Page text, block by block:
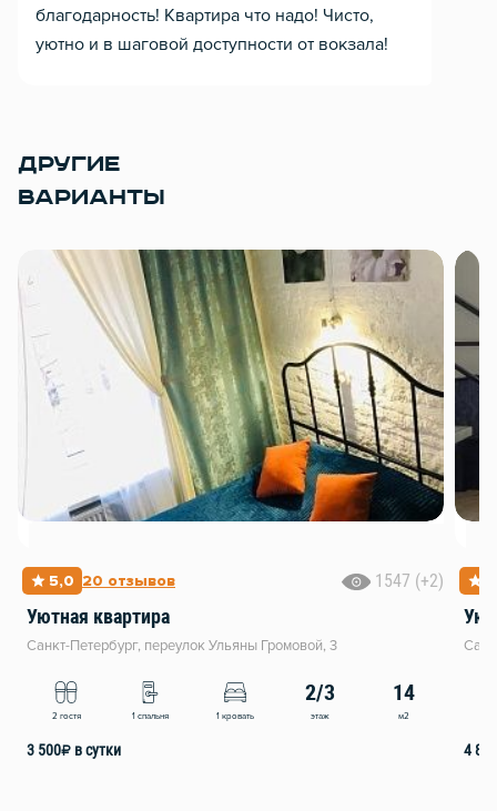
благодарность! Квартира что надо! Чисто,
уютно и в шаговой доступности от вокзала!
ДРУГИЕ
ВАРИАНТЫ
5,0 20 отзывов
1547 (+2)
Уютная квартира
Санкт-Петербург, переулок Ульяны Громовой, 3
2 гостя 1 спальня 1 кровать
2/3
этаж
14
м2
3 500₽ в сутки 4 800